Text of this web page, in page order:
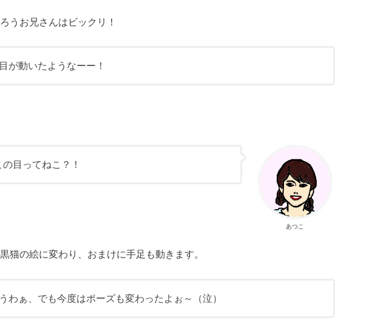
うお兄さんはビックリ！
目が動いたようなーー！
あつこ
目ってねこ？！
猫の絵に変わり、おまけに手足も動きます。
うわぁ、でも今度はポーズも変わったよぉ～（泣）